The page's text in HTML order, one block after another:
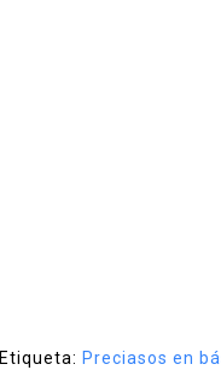
Etiqueta: Preciasos en